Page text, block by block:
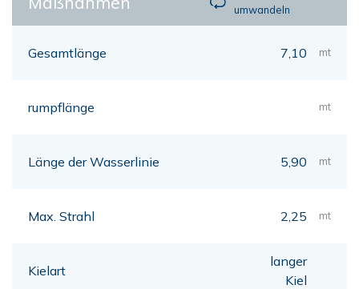
umwandeln
Gesamtlänge 7,10 mt
rumpflänge mt
Länge der Wasserlinie 5,90 mt
Max. Strahl 2,25 mt
Kielart
langer
Kiel